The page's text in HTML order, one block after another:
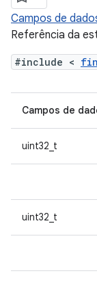
Campos de
Referência da
#include <
Campos de
uint32_t
uint32_t